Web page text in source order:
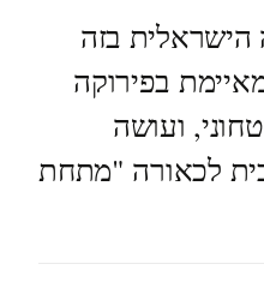
הישראלית בזה
בפירוקה
ועושה
לכאורה "מתחת